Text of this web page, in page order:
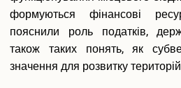
Міжнародне співробітництво
Договори про співробітництво
Рада роботодавців
формуються фінансові
пояснили роль податків,
також таких понять, як
значення для розвитку